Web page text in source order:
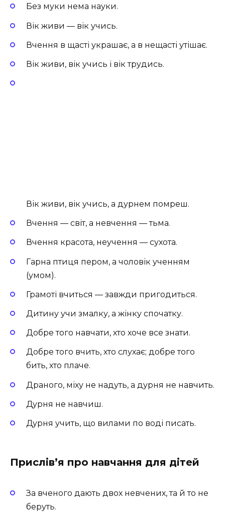
Без муки нема науки.
Вік живи — вік учись.
Вчення в щасті украшає, а в нещасті утішає.
Вік живи, вік учись і вік трудись.
Вік живи, вік учись, а дурнем помреш.
Вчення — світ, а невчення — тьма.
Вчення красота, неучення — сухота.
Гарна птиця пером, а чоловік ученням
(умом).
Грамоті вчиться — завжди пригодиться.
Дитину учи змалку, а жінку спочатку.
Добре того навчати, хто хоче все знати.
Добре того вчить, хто слухає; добре того
бить, хто плаче.
Драного, міху не надуть, а дурня не навчить.
Дурня не навчиш.
Дурня учить, що вилами по воді писать.
Прислів’я про навчання для дітей
За вченого дають двох невчених, та й то не
бе­руть.